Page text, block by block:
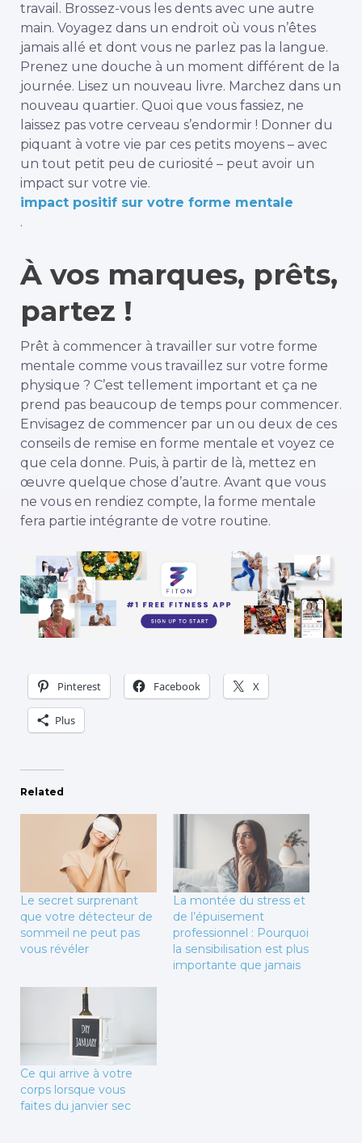
travail. Brossez-vous les dents avec une autre
main. Voyagez dans un endroit où vous n’êtes
jamais allé et dont vous ne parlez pas la langue.
Prenez une douche à un moment différent de la
journée. Lisez un nouveau livre. Marchez dans un
nouveau quartier. Quoi que vous fassiez, ne
laissez pas votre cerveau s’endormir ! Donner du
piquant à votre vie par ces petits moyens – avec
un tout petit peu de curiosité – peut avoir un
impact sur votre vie.
impact positif sur votre forme mentale
.
À vos marques, prêts,
partez !
Prêt à commencer à travailler sur votre forme
mentale comme vous travaillez sur votre forme
physique ? C’est tellement important et ça ne
prend pas beaucoup de temps pour commencer.
Envisagez de commencer par un ou deux de ces
conseils de remise en forme mentale et voyez ce
que cela donne. Puis, à partir de là, mettez en
œuvre quelque chose d’autre. Avant que vous
ne vous en rendiez compte, la forme mentale
fera partie intégrante de votre routine.
Pinterest Facebook X
Plus
Related
Le secret surprenant
que votre détecteur de
sommeil ne peut pas
vous révéler
La montée du stress et
de l’épuisement
professionnel : Pourquoi
la sensibilisation est plus
importante que jamais
Ce qui arrive à votre
corps lorsque vous
faites du janvier sec